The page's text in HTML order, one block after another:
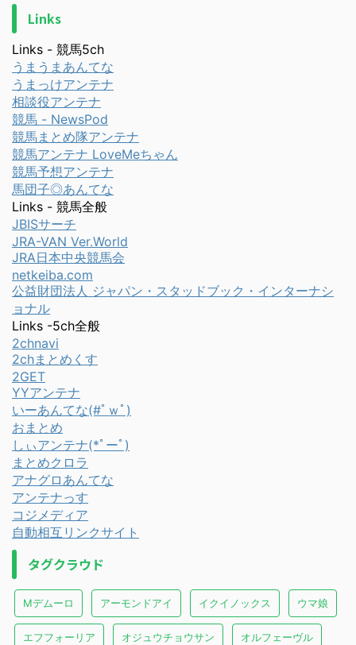
Links
Links - 競馬5ch
うまうまあんてな
うまっけアンテナ
相談役アンテナ
競馬 - NewsPod
競馬まとめ隊アンテナ
競馬アンテナ LoveMeちゃん
競馬予想アンテナ
馬団子◎あんてな
Links - 競馬全般
JBISサーチ
JRA-VAN Ver.World
JRA日本中央競馬会
netkeiba.com
公益財団法人 ジャパン・スタッドブック・インターナシ
ョナル
Links -5ch全般
2chnavi
2chまとめくす
2GET
YYアンテナ
いーあんてな(#ﾟｗﾟ)
おまとめ
しぃアンテナ(*ﾟーﾟ)
まとめクロラ
アナグロあんてな
アンテナっす
コジメディア
自動相互リンクサイト
タグクラウド
Mデムーロ アーモンドアイ イクイノックス ウマ娘
エフフォーリア オジュウチョウサン オルフェーヴル